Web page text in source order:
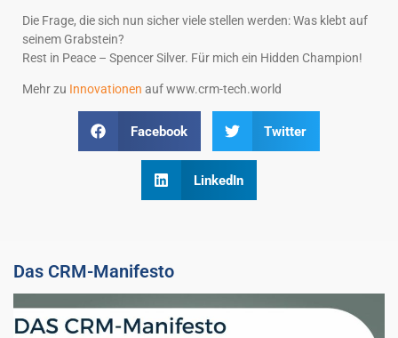
Die Frage, die sich nun sicher viele stellen werden: Was klebt auf
seinem Grabstein?
Rest in Peace – Spencer Silver. Für mich ein Hidden Champion!
Mehr zu Innovationen auf www.crm-tech.world
Facebook Twitter
LinkedIn
Das CRM-Manifesto